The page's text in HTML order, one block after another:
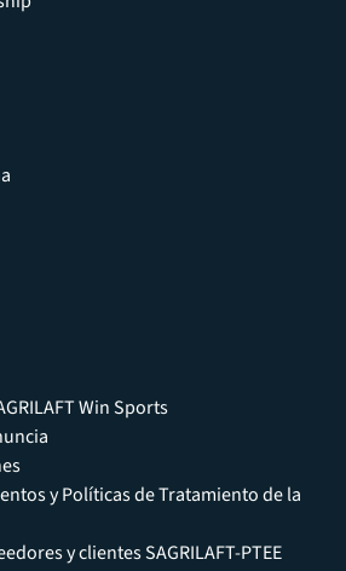
Win Sports
y Políticas de Tratamiento de la
y clientes SAGRILAFT-PTEE